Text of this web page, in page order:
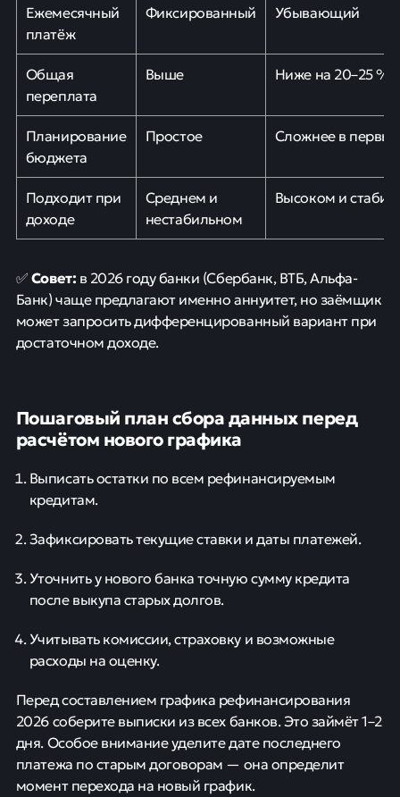
Ежемесячный
платёж
Фиксированный Убывающий
Общая
переплата
Выше Ниже на 20–25 %
Планирование
бюджета
Простое Сложнее в
Подходит при
доходе
Среднем и
нестабильном
Высоком и
✅Совет: в 2026 году банки (Сбербанк, ВТБ, Альфа-
Банк) чаще предлагают именно аннуитет, но заёмщик
может запросить дифференцированный вариант при
достаточном доходе.
Пошаговый план сбора данных перед
расчётом нового графика
Выписать остатки по всем рефинансируемым
кредитам.
Зафиксировать текущие ставки и даты платежей.
Уточнить у нового банка точную сумму кредита
после выкупа старых долгов.
Учитывать комиссии, страховку и возможные
расходы на оценку.
Перед составлением графика рефинансирования
2026 соберите выписки из всех банков. Это займёт 1–2
дня. Особое внимание уделите дате последнего
платежа по старым договорам — она определит
момент перехода на новый график.